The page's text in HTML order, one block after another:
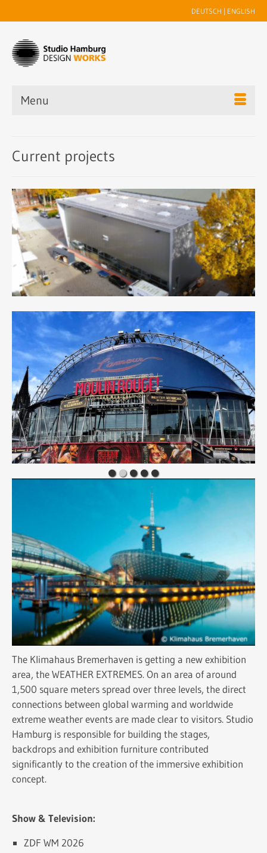
DEUTSCH | ENGLISH
Menu
Current projects
The Klimahaus Bremerhaven is getting a new exhibition
area, the WEATHER EXTREMES. On an area of ​​around
1,500 square meters spread over three levels, the direct
connections between global warming and worldwide
extreme weather events are made clear to visitors. Studio
Hamburg is responsible for building the stages,
backdrops and exhibition furniture contributed
significantly to the creation of the immersive exhibition
concept.
Show & Television:
ZDF WM 2026